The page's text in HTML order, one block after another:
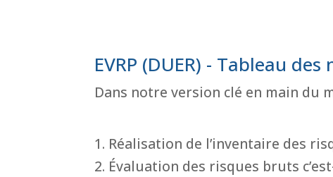
EVRP (DUER) - Tableau
Dans notre version clé en main du
Réalisation de l’inventaire des
Évaluation des risques bruts